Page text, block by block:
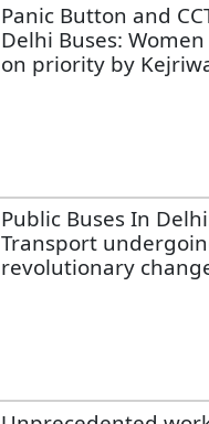
Panic Button and
Delhi Buses:
on priority by
Public Buses In
Transport
revolutionary